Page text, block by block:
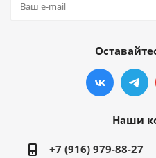
Наши
+7 (916) 979-88-27